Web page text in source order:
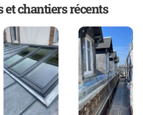
et chantiers récents